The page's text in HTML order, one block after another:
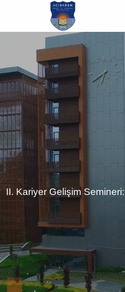
atla
II. Kariyer Gelişim